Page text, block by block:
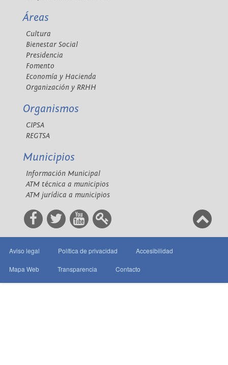
Áreas
Cultura
Bienestar Social
Presidencia
Fomento
Economía y Hacienda
Organización y RRHH
Organismos
CIPSA
REGTSA
Municipios
Información Municipal
ATM técnica a municipios
ATM jurídica a municipios
Aviso legal Política de privacidad Accesibilidad
Mapa Web Transparencia Contacto